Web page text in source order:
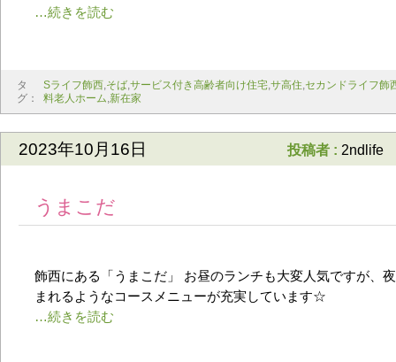
タ
グ：
Sライフ飾西,そば,サービス付き高齢者向け住宅,サ高住,セカンドライフ飾
料老人ホーム,新在家
2023年10月16日 投稿者 : 2ndlife
うまこだ
飾西にある「うまこだ」 お昼のランチも大変人気ですが、
まれるようなコースメニューが充実しています☆